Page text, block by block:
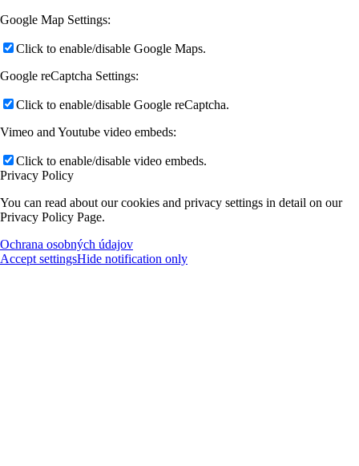
Google Map Settings:
Click to enable/disable Google Maps.
Google reCaptcha Settings:
Click to enable/disable Google reCaptcha.
Vimeo and Youtube video embeds:
Click to enable/disable video embeds.
Privacy Policy
You can read about our cookies and privacy settings in detail on our
Privacy Policy Page.
Ochrana osobných údajov
Accept settingsHide notification only